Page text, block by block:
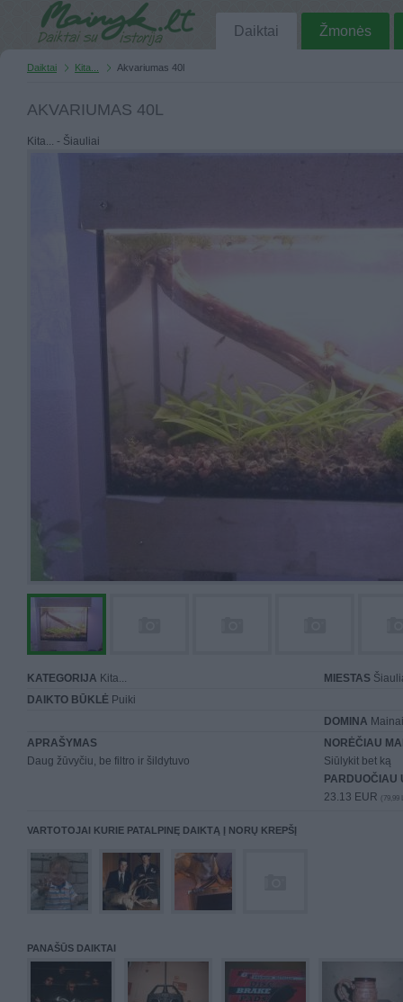
Daiktai Žmonės
Daiktai Kita... Akvariumas 40l
AKVARIUMAS 40L
Kita... - Šiauliai
KATEGORIJA Kita... MIESTAS
DAIKTO BŪKLĖ Puiki
DOMINA
APRAŠYMAS
Daug žūvyčiu, be filtro ir šildytuvo
NORĖČIAU
Siūlykit bet ką
PARDUOČIAU
23.13 EUR (79,99
VARTOTOJAI KURIE PATALPINĘ DAIKTĄ Į NORŲ KREPŠĮ
PANAŠŪS DAIKTAI